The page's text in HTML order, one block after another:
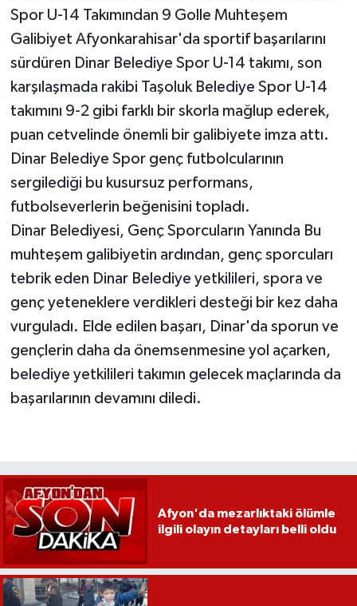
Spor U-14 Takımından 9 Golle Muhteşem
Galibiyet Afyonkarahisar'da sportif başarılarını
sürdüren Dinar Belediye Spor U-14 takımı, son
karşılaşmada rakibi Taşoluk Belediye Spor U-14
takımını 9-2 gibi farklı bir skorla mağlup ederek,
puan cetvelinde önemli bir galibiyete imza attı.
Dinar Belediye Spor genç futbolcularının
sergilediği bu kusursuz performans,
futbolseverlerin beğenisini topladı.
Dinar Belediyesi, Genç Sporcuların Yanında Bu
muhteşem galibiyetin ardından, genç sporcuları
tebrik eden Dinar Belediye yetkilileri, spora ve
genç yeteneklere verdikleri desteği bir kez daha
vurguladı. Elde edilen başarı, Dinar'da sporun ve
gençlerin daha da önemsenmesine yol açarken,
belediye yetkilileri takımın gelecek maçlarında da
başarılarının devamını diledi.
Afyon'da mezarlıktaki ölümle
ilgili olayın detayları belli oldu